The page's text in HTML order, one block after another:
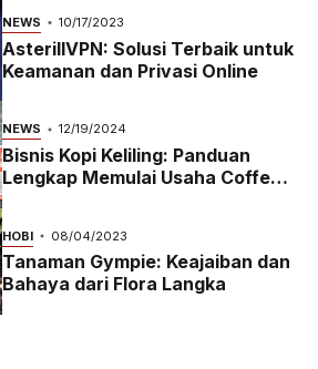
NEWS 10/17/2023
AsterillVPN: Solusi Terbaik untuk
Keamanan dan Privasi Online
NEWS 12/19/2024
Bisnis Kopi Keliling: Panduan
Lengkap Memulai Usaha Coffee
Bike yang Menguntungkan di
2024
HOBI 08/04/2023
Tanaman Gympie: Keajaiban dan
Bahaya dari Flora Langka